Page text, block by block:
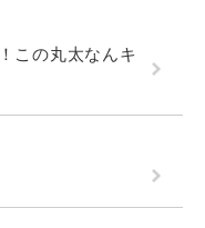
この丸太なんキ